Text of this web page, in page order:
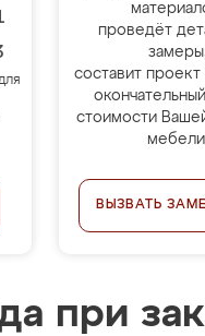
проведёт
составит
стоимости
ВЫЗВАТЬ
при